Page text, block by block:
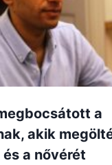
a
akik
a nővérét